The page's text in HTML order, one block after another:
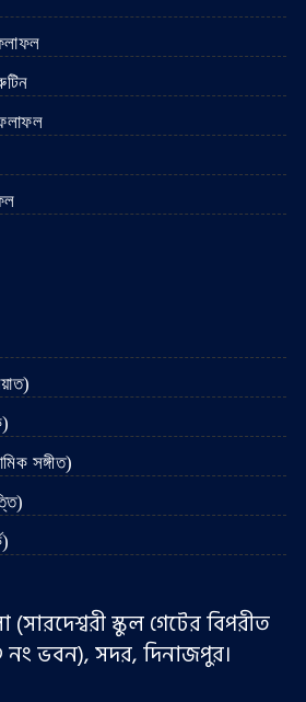
ফলাফল
সঙ্গীত)
স্কুল গেটের বিপরীত
ভবন), সদর, দিনাজপুর।